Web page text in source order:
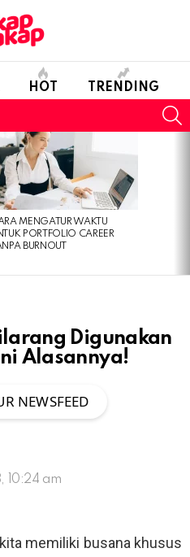
HOT TRENDING
MENGATUR WAKTU
PORTFOLIO CAREER
BURNOUT
Digunakan
Alasannya!
NEWSFEED
10:24 am
memiliki busana khusus